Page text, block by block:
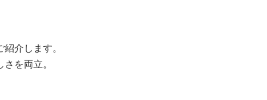
介します。
を両立。